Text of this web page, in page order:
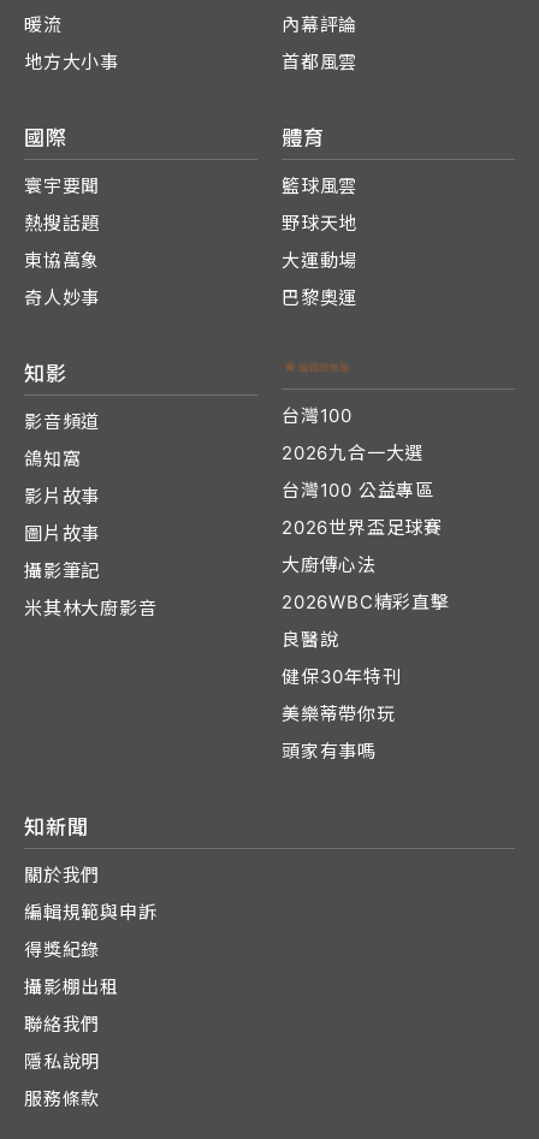
暖流
地方大小事
內幕評論
首都風雲
國際
寰宇要聞
熱搜話題
東協萬象
奇人妙事
體育
籃球風雲
野球天地
大運動場
巴黎奧運
知影
影音頻道
鴿知窩
影片故事
圖片故事
攝影筆記
米其林大廚影音
台灣100
2026九合一大選
台灣100 公益專區
2026世界盃足球賽
大廚傳心法
2026WBC精彩直擊
良醫說
健保30年特刊
美樂蒂帶你玩
頭家有事嗎
知新聞
關於我們
編輯規範與申訴
得獎紀錄
攝影棚出租
聯絡我們
隱私說明
服務條款